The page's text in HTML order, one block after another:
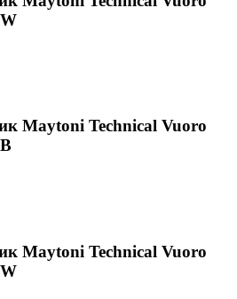
Maytoni Technical Vuoro
Maytoni Technical Vuoro